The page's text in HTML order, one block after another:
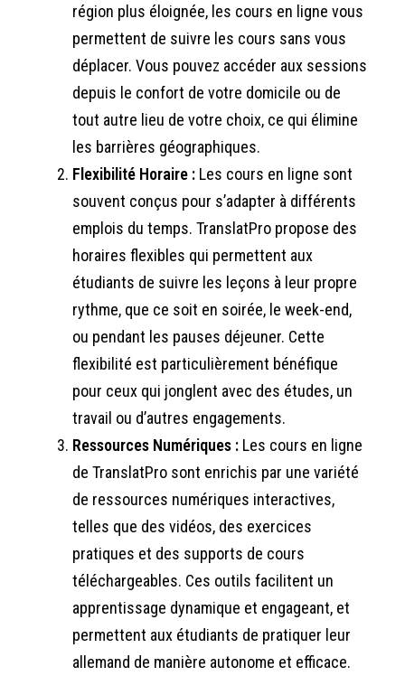
région plus éloignée, les cours en ligne vous
permettent de suivre les cours sans vous
déplacer. Vous pouvez accéder aux sessions
depuis le confort de votre domicile ou de
tout autre lieu de votre choix, ce qui élimine
les barrières géographiques.
Flexibilité Horaire : Les cours en ligne sont
souvent conçus pour s’adapter à différents
emplois du temps. TranslatPro propose des
horaires flexibles qui permettent aux
étudiants de suivre les leçons à leur propre
rythme, que ce soit en soirée, le week-end,
ou pendant les pauses déjeuner. Cette
flexibilité est particulièrement bénéfique
pour ceux qui jonglent avec des études, un
travail ou d’autres engagements.
Ressources Numériques : Les cours en ligne
de TranslatPro sont enrichis par une variété
de ressources numériques interactives,
telles que des vidéos, des exercices
pratiques et des supports de cours
téléchargeables. Ces outils facilitent un
apprentissage dynamique et engageant, et
permettent aux étudiants de pratiquer leur
allemand de manière autonome et efficace.